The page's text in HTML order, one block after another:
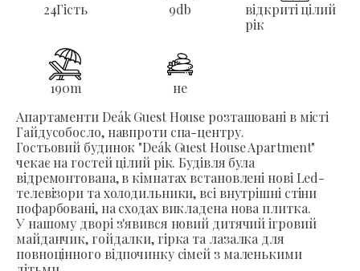
24Гість 9db
відкриті цілий
рік
190m
не
Апартаменти Deák Guest House розташовані в місті
Гайдусобосло, навпроти спа-центру.
Гостьовий будинок "Deák Guest House Apartment"
чекає на гостей цілий рік. Будівля була
відремонтована, в кімнатах встановлені нові Led-
телевізори та холодильники, всі внутрішні стіни
пофарбовані, на сходах викладена нова плитка.
У нашому дворі з'явився новий дитячий ігровий
майданчик, гойдалки, гірка та лазалка для
повноцінного відпочинку сімей з маленькими